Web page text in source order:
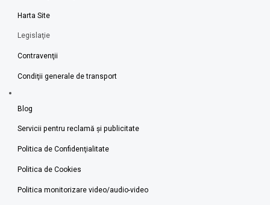
Harta Site
Legislaţie
Contravenţii
Condiţii generale de transport
Blog
Servicii pentru reclamă și publicitate
Politica de Confidenţialitate
Politica de Cookies
Politica monitorizare video/audio-video